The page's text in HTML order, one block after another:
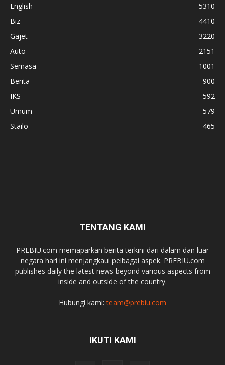
English
5310
Biz
4410
Gajet
3220
Auto
2151
Semasa
1001
Berita
900
IKS
592
Umum
579
Stailo
465
TENTANG KAMI
PREBIU.com memaparkan berita terkini dari dalam dan luar
negara hari ini menjangkaui pelbagai aspek. PREBIU.com
publishes daily the latest news beyond various aspects from
inside and outside of the country.
Hubungi kami:team@prebiu.com
IKUTI KAMI